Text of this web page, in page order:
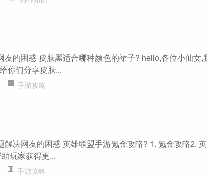
友的困惑 皮肤黑适合哪种颜色的裙子? hello,各位小仙女,
你们分享皮肤...
手游攻略
解决网友的困惑 英雄联盟手游氪金攻略? 1. 氪金攻略2.
玩家获得更...
手游攻略